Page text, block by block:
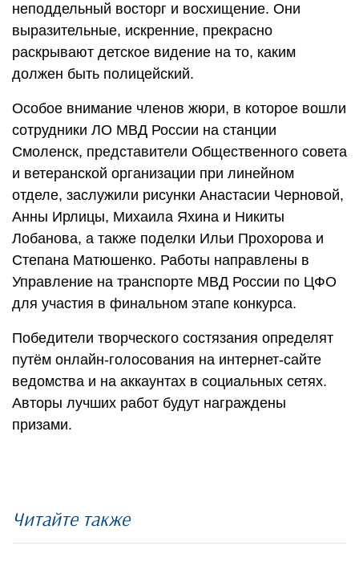
неподдельный восторг и восхищение. Они
выразительные, искренние, прекрасно
раскрывают детское видение на то, каким
должен быть полицейский.
Особое внимание членов жюри, в которое вошли
сотрудники ЛО МВД России на станции
Смоленск, представители Общественного совета
и ветеранской организации при линейном
отделе, заслужили рисунки Анастасии Черновой,
Анны Ирлицы, Михаила Яхина и Никиты
Лобанова, а также поделки Ильи Прохорова и
Степана Матюшенко. Работы направлены в
Управление на транспорте МВД России по ЦФО
для участия в финальном этапе конкурса.
Победители творческого состязания определят
путём онлайн-голосования на интернет-сайте
ведомства и на аккаунтах в социальных сетях.
Авторы лучших работ будут награждены
призами.
Читайте также